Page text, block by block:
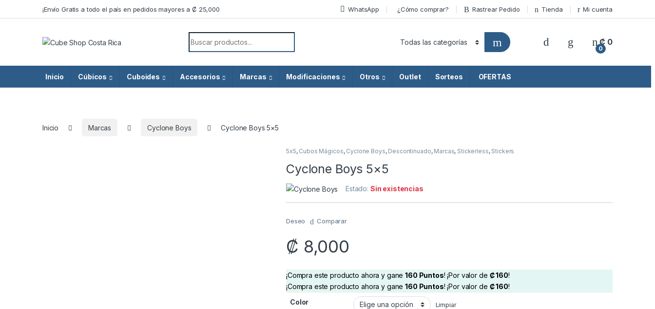
Skip to navigation¡Envío Gratis a todo el país en pedidos mayores a ₡ 25,000 WhatsApp ¿Cómo comprar? Rastrear Pedido Tienda Mi cuenta
Search for:
0
₡ 0
Inicio Cúbicos Cuboides Accesorios Marcas Modificaciones Otros Outlet Sorteos OFERTAS
Inicio Marcas Cyclone Boys Cyclone Boys 5×5
5x5, Cubos Mágicos, Cyclone Boys, Descontinuado, Marcas, Stickerless, Stickers
Cyclone Boys 5×5
Estado: Sin existencias
Deseo Comparar
₡ 8,000
¡Compra este producto ahora y gane160 Puntos! ¡Por valor de ₡160!
¡Compra este producto ahora y gane160 Puntos! ¡Por valor de ₡160!
Color
Limpiar